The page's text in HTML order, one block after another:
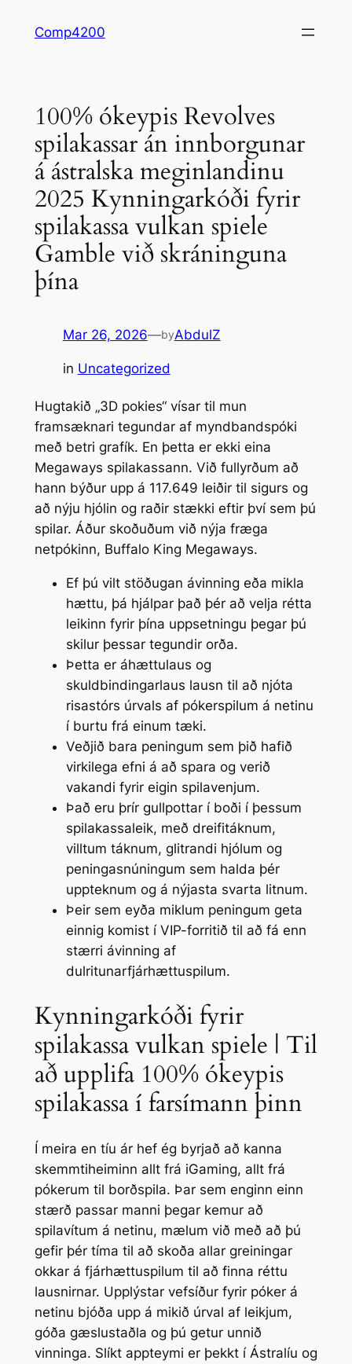
Comp4200
100% ókeypis Revolves
spilakassar án innborgunar
á ástralska meginlandinu
2025 Kynningarkóði fyrir
spilakassa vulkan spiele
Gamble við skráninguna
þína
Mar 26, 2026—byAbdulZ
in Uncategorized
Hugtakið „3D pokies“ vísar til mun
framsæknari tegundar af myndbandspóki
með betri grafík. En þetta er ekki eina
Megaways spilakassann. Við fullyrðum að
hann býður upp á 117.649 leiðir til sigurs og
að nýju hjólin og raðir stækki eftir því sem þú
spilar. Áður skoðuðum við nýja fræga
netpókinn, Buffalo King Megaways.
Ef þú vilt stöðugan ávinning eða mikla
hættu, þá hjálpar það þér að velja rétta
leikinn fyrir þína uppsetningu þegar þú
skilur þessar tegundir orða.
Þetta er áhættulaus og
skuldbindingarlaus lausn til að njóta
risastórs úrvals af pókerspilum á netinu
í burtu frá einum tæki.
Veðjið bara peningum sem þið hafið
virkilega efni á að spara og verið
vakandi fyrir eigin spilavenjum.
Það eru þrír gullpottar í boði í þessum
spilakassaleik, með dreifitáknum,
villtum táknum, glitrandi hjólum og
peningasnúningum sem halda þér
uppteknum og á nýjasta svarta litnum.
Þeir sem eyða miklum peningum geta
einnig komist í VIP-forritið til að fá enn
stærri ávinning af
dulritunarfjárhættuspilum.
Kynningarkóði fyrir
spilakassa vulkan spiele | Til
að upplifa 100% ókeypis
spilakassa í farsímann þinn
Í meira en tíu ár hef ég byrjað að kanna
skemmtiheiminn allt frá iGaming, allt frá
pókerum til borðspila. Þar sem enginn einn
stærð passar manni þegar kemur að
spilavítum á netinu, mælum við með að þú
gefir þér tíma til að skoða allar greiningar
okkar á fjárhættuspilum til að finna réttu
lausnirnar. Upplýstar vefsíður fyrir póker á
netinu bjóða upp á mikið úrval af leikjum,
góða gæslustaðla og þú getur unnið
vinninga. Slíkt appteymi er þekkt í Ástralíu og